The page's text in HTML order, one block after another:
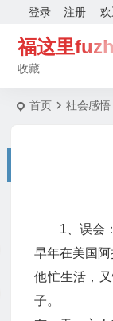
欢
登录 注册
福这里
收藏
首页 社会感悟
1、误会：
早年在美国
他忙生活，
子。